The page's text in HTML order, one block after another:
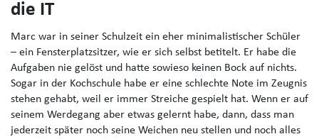
die IT
Marc war in seiner Schulzeit ein eher minimalistischer Schüler
– ein Fensterplatzsitzer, wie er sich selbst betitelt. Er habe die
Aufgaben nie gelöst und hatte sowieso keinen Bock auf nichts.
Sogar in der Kochschule habe er eine schlechte Note im Zeugnis
stehen gehabt, weil er immer Streiche gespielt hat. Wenn er auf
seinem Werdegang aber etwas gelernt habe, dann, dass man
jederzeit später noch seine Weichen neu stellen und noch alles